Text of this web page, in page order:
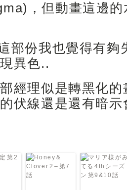
，但動畫這邊
部份我也覺得有夠
異色..
經理似是轉黑化
伏線還是還有暗